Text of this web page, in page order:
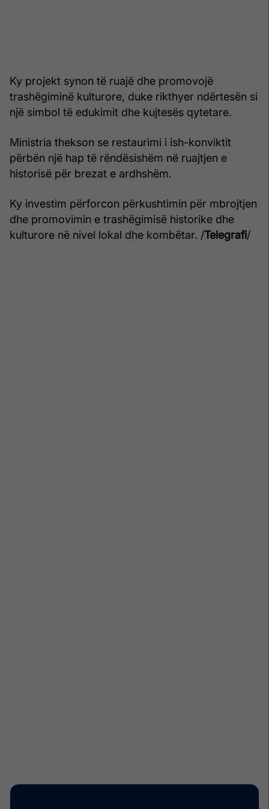
Ky projekt synon të ruajë dhe promovojë
trashëgiminë kulturore, duke rikthyer ndërtesën si
një simbol të edukimit dhe kujtesës qytetare.
Ministria thekson se restaurimi i ish-konviktit
përbën një hap të rëndësishëm në ruajtjen e
historisë për brezat e ardhshëm.
Ky investim përforcon përkushtimin për mbrojtjen
dhe promovimin e trashëgimisë historike dhe
kulturore në nivel lokal dhe kombëtar. /Telegrafi/